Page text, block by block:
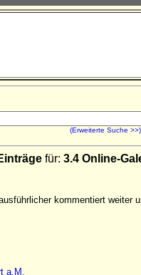
(Erweiterte Suche >>)
für: 3.4 Online-
kommentiert weiter
a.M.